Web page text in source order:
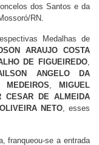
dos Santos e da
RN.
Medalhas de
ARAUJO COSTA
DE FIGUEIREDO,
ANGELO DA
,
MIGUEL
CESAR DE ALMEIDA
NETO, esses
franqueou-se a entrada